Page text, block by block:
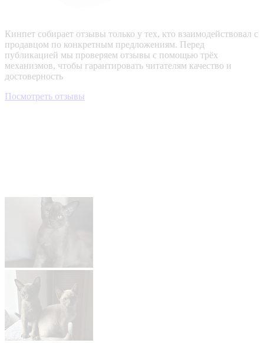
Кинпет собирает отзывы только у тех, кто взаимодействовал с
продавцом по конкретным предложениям. Перед
публикацией мы проверяем отзывы с помощью трёх
механизмов, чтобы гарантировать читателям качество и
достоверность
Посмотреть отзывы